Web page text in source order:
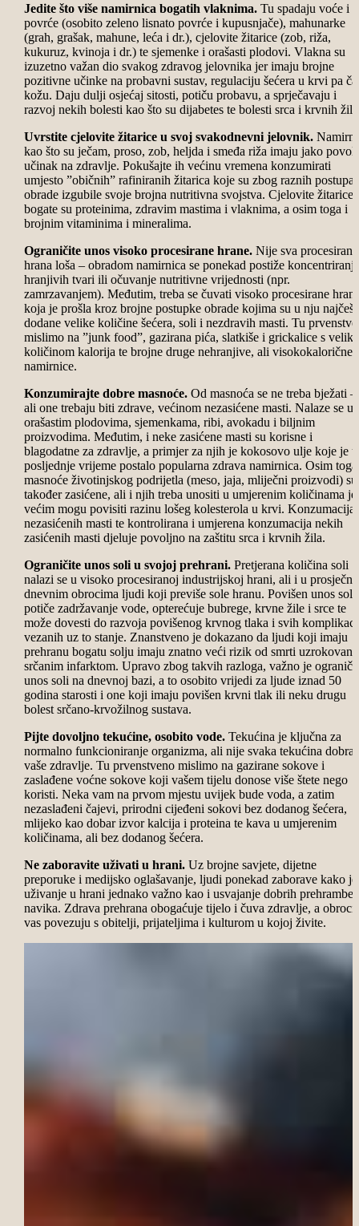
Jedite što više namirnica bogatih vlaknima. Tu spadaju voće i
povrće (osobito zeleno lisnato povrće i kupusnjače), mahunarke
(grah, grašak, mahune, leća i dr.), cjelovite žitarice (zob, riža,
kukuruz, kvinoja i dr.) te sjemenke i orašasti plodovi. Vlakna su
izuzetno važan dio svakog zdravog jelovnika jer imaju brojne
pozitivne učinke na probavni sustav, regulaciju šećera u krvi pa
kožu. Daju dulji osjećaj sitosti, potiču probavu, a sprječavaju i
razvoj nekih bolesti kao što su dijabetes te bolesti srca i krvnih
Uvrstite cjelovite žitarice u svoj svakodnevni jelovnik.
kao što su ječam, proso, zob, heljda i smeđa riža imaju jako
učinak na zdravlje. Pokušajte ih većinu vremena konzumirati
umjesto ”običnih” rafiniranih žitarica koje su zbog raznih
obrade izgubile svoje brojna nutritivna svojstva. Cjelovite žitarice
bogate su proteinima, zdravim mastima i vlaknima, a osim toga i
brojnim vitaminima i mineralima.
Ograničite unos visoko procesirane hrane. Nije sva procesirana
hrana loša – obradom namirnica se ponekad postiže koncentriranje
hranjivih tvari ili očuvanje nutritivne vrijednosti (npr.
zamrzavanjem). Međutim, treba se čuvati visoko procesirane
koja je prošla kroz brojne postupke obrade kojima su u nju
dodane velike količine šećera, soli i nezdravih masti. Tu
mislimo na ”junk food”, gazirana pića, slatkiše i grickalice s
količinom kalorija te brojne druge nehranjive, ali visokokalorične
namirnice.
Konzumirajte dobre masnoće. Od masnoća se ne treba bježati –
ali one trebaju biti zdrave, većinom nezasićene masti. Nalaze se u
orašastim plodovima, sjemenkama, ribi, avokadu i biljnim
proizvodima. Međutim, i neke zasićene masti su korisne i
blagodatne za zdravlje, a primjer za njih je kokosovo ulje koje je u
posljednje vrijeme postalo popularna zdrava namirnica. Osim
masnoće životinjskog podrijetla (meso, jaja, mliječni proizvodi) su
također zasićene, ali i njih treba unositi u umjerenim količinama
većim mogu povisiti razinu lošeg kolesterola u krvi. Konzumacija
nezasićenih masti te kontrolirana i umjerena konzumacija nekih
zasićenih masti djeluje povoljno na zaštitu srca i krvnih žila.
Ograničite unos soli u svojoj prehrani. Pretjerana količina soli
nalazi se u visoko procesiranoj industrijskoj hrani, ali i u
dnevnim obrocima ljudi koji previše sole hranu. Povišen unos soli
potiče zadržavanje vode, opterećuje bubrege, krvne žile i srce te
može dovesti do razvoja povišenog krvnog tlaka i svih
vezanih uz to stanje. Znanstveno je dokazano da ljudi koji imaju
prehranu bogatu solju imaju znatno veći rizik od smrti uzrokovane
srčanim infarktom. Upravo zbog takvih razloga, važno je
unos soli na dnevnoj bazi, a to osobito vrijedi za ljude iznad 50
godina starosti i one koji imaju povišen krvni tlak ili neku drugu
bolest srčano-krvožilnog sustava.
Pijte dovoljno tekućine, osobito vode. Tekućina je ključna za
normalno funkcioniranje organizma, ali nije svaka tekućina dobra
vaše zdravlje. Tu prvenstveno mislimo na gazirane sokove i
zaslađene voćne sokove koji vašem tijelu donose više štete nego
koristi. Neka vam na prvom mjestu uvijek bude voda, a zatim
nezaslađeni čajevi, prirodni cijeđeni sokovi bez dodanog šećera,
mlijeko kao dobar izvor kalcija i proteina te kava u umjerenim
količinama, ali bez dodanog šećera.
Ne zaboravite uživati u hrani. Uz brojne savjete, dijetne
preporuke i medijsko oglašavanje, ljudi ponekad zaborave kako je
uživanje u hrani jednako važno kao i usvajanje dobrih
navika. Zdrava prehrana obogaćuje tijelo i čuva zdravlje, a obroci
vas povezuju s obitelji, prijateljima i kulturom u kojoj živite.